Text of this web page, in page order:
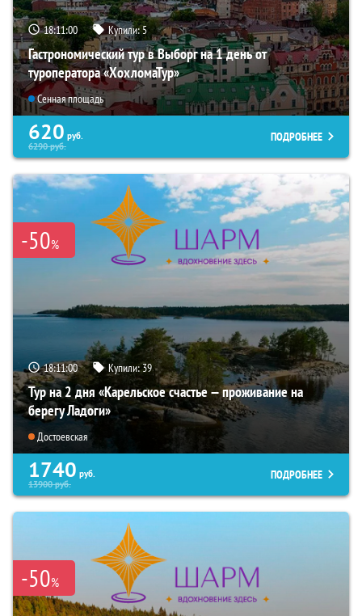
18:10:58 Купили:5
Гастрономический тур в Выборг на 1 день от
туроператора «ХохломаТур»
Сенная площадь
620 руб.
6290руб.
ПОДРОБНЕЕ
-50%
18:10:58 Купили:39
Тур на 2 дня «Карельское счастье — проживание на
берегу Ладоги»
Достоевская
1740 руб.
13900руб.
ПОДРОБНЕЕ
-50%